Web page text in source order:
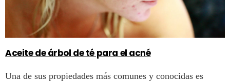
Aceite de árbol de té para el acné
Una de sus propiedades más comunes y conocidas es